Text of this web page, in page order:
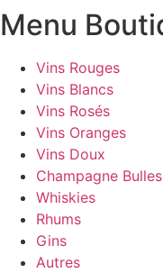
Menu
Vins Rouges
Vins Blancs
Vins Rosés
Vins Oranges
Vins Doux
Champagne Bulles
Whiskies
Rhums
Gins
Autres